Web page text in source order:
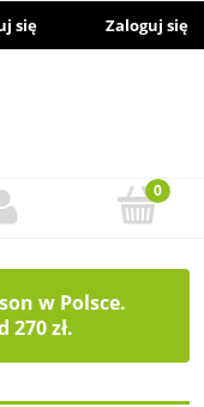
się Zaloguj się
w Polsce.
zł.